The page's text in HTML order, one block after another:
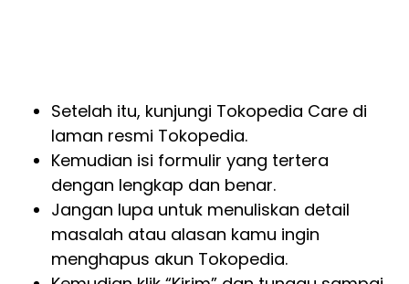
Setelah itu, kunjungi Tokopedia Care di
laman resmi Tokopedia.
Kemudian isi formulir yang tertera
dengan lengkap dan benar.
Jangan lupa untuk menuliskan detail
masalah atau alasan kamu ingin
menghapus akun Tokopedia.